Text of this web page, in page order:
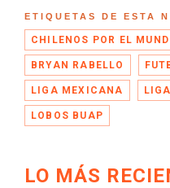
ETIQUETAS DE ESTA
CHILENOS POR EL
BRYAN RABELLO
LIGA MEXICANA
LOBOS BUAP
LO MÁS